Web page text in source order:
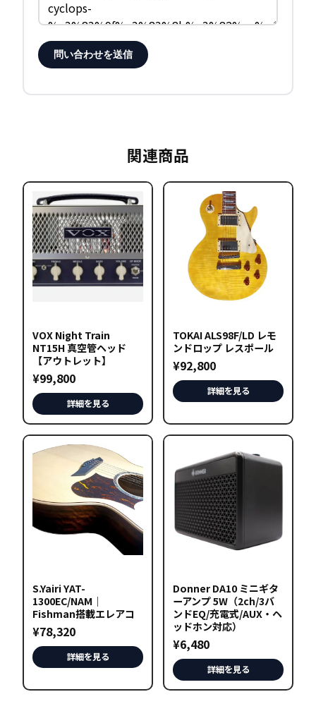
問い合わせを送信
関連商品
VOX Night Train
NT15H 真空管ヘッド
【アウトレット】
¥99,800
詳細を見る
TOKAI ALS98F/LD レモ
ンドロップ レスポール
¥92,800
詳細を見る
S.Yairi YAT-
1300EC/NAM｜
Fishman搭載エレアコ
¥78,320
詳細を見る
Donner DA10 ミニギタ
ーアンプ 5W（2ch/3バ
ンドEQ/充電式/AUX・ヘ
ッドホン対応）
¥6,480
詳細を見る